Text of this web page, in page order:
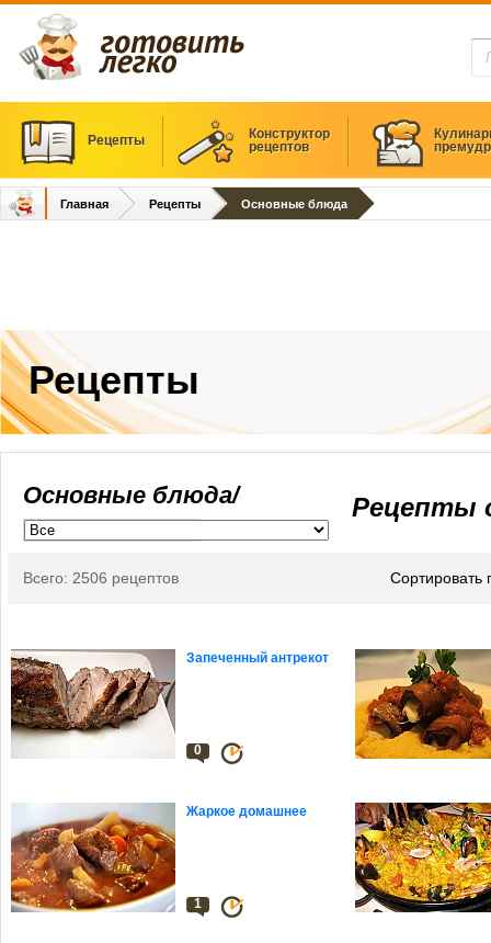
Рецепты
Конструктор
рецептов
Главная Рецепты Основные блюда
Рецепты
Основные блюда/ Рецепты
Сортировать
Всего: 2506 рецептов
Запеченный антрекот
0
Жаркое домашнее
1